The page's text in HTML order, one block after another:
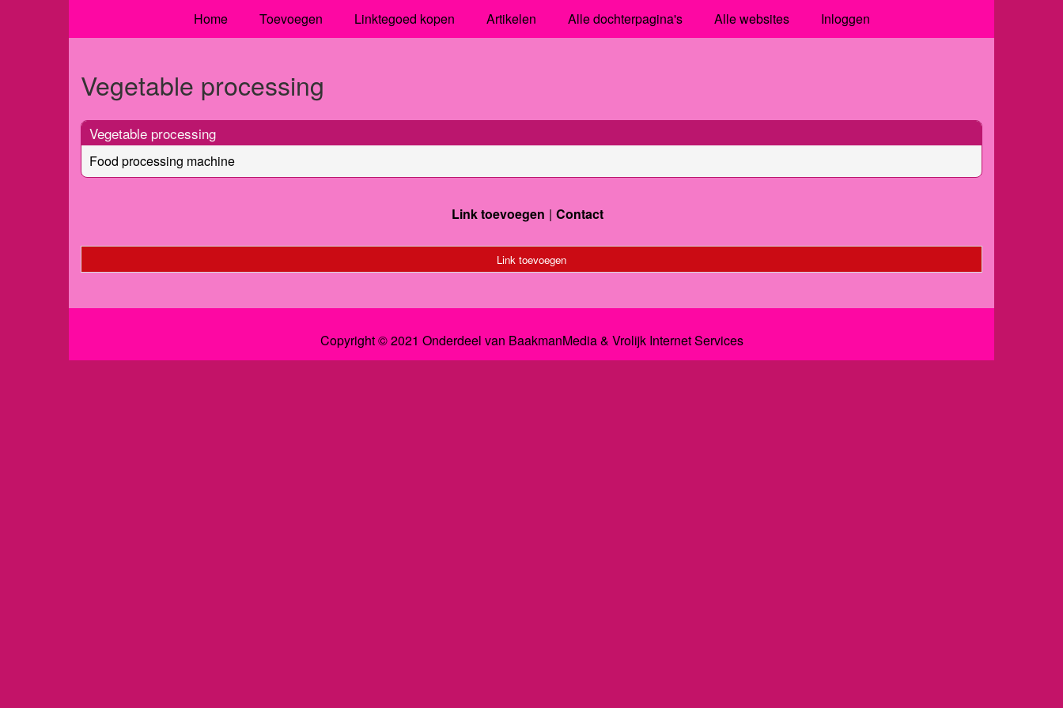
Home Toevoegen Linktegoed kopen Artikelen Alle dochterpagina's Alle websites Inloggen
Vegetable processing
Vegetable processing
Food processing machine
Link toevoegen Contact
Link toevoegen
Copyright © 2021 Onderdeel van BaakmanMedia& Vrolijk Internet Services